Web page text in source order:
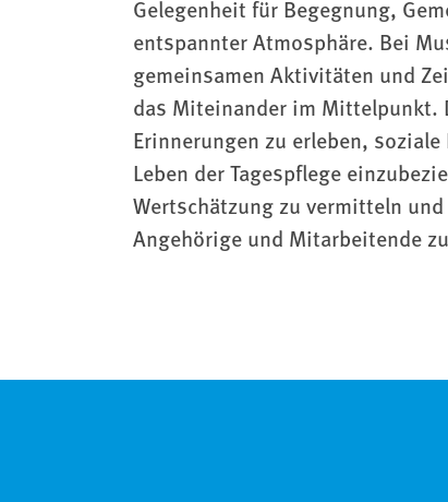
Gelegenheit für Begegnung,
entspannter Atmosphäre. Bei
gemeinsamen Aktivitäten und
das Miteinander im Mittelpunkt.
Erinnerungen zu erleben,
Leben der Tagespflege
Wertschätzung zu vermitteln
Angehörige und Mitarbeitende